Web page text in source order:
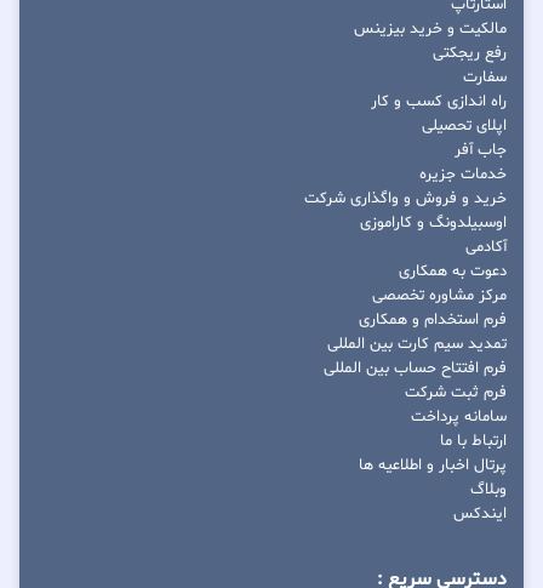
استارتاپ
مالکیت و خرید بیزینس
رفع ریجکتی
سفارت
راه اندازی کسب و کار
اپلای تحصیلی
جاب آفر
خدمات جزیره
خرید و فروش و واگذاری شرکت
اوسبیلدونگ و کاراموزی
آکادمی
دعوت به همکاری
مرکز مشاوره تخصصی
فرم استخدام و همکاری
تمدید سیم کارت بین المللی
فرم افتتاح حساب بین المللی
فرم ثبت شرکت
سامانه پرداخت
ارتباط با ما
پرتال اخبار و اطلاعیه ها
وبلاگ
ایندکس
دسترسی سریع :